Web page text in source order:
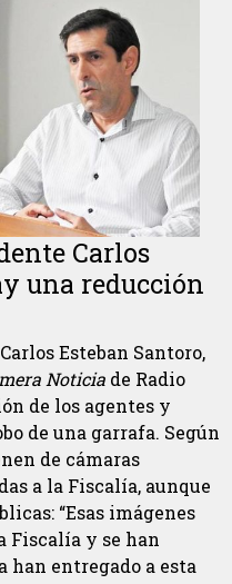
Carlos
una reducción
Esteban Santoro,
Noticia de Radio
de los agentes y
de una garrafa. Según
de cámaras
a la Fiscalía, aunque
“Esas imágenes
Fiscalía y se han
han entregado a esta